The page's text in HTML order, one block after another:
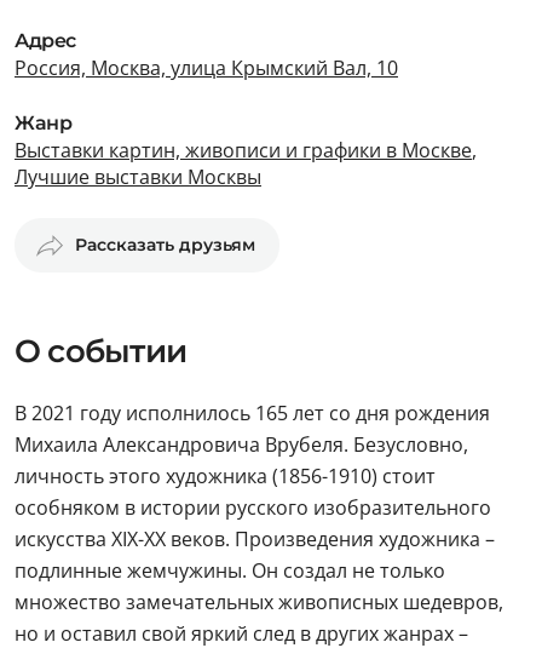
Адрес
Россия, Москва, улица Крымский Вал, 10
Жанр
Выставки картин, живописи и графики в Москве,
Лучшие выставки Москвы
Рассказать друзьям
О событии
В 2021 году исполнилось 165 лет со дня рождения
Михаила Александровича Врубеля. Безусловно,
личность этого художника (1856-1910) стоит
особняком в истории русского изобразительного
искусства XIX-XX веков. Произведения художника –
подлинные жемчужины. Он создал не только
множество замечательных живописных шедевров,
но и оставил свой яркий след в других жанрах –